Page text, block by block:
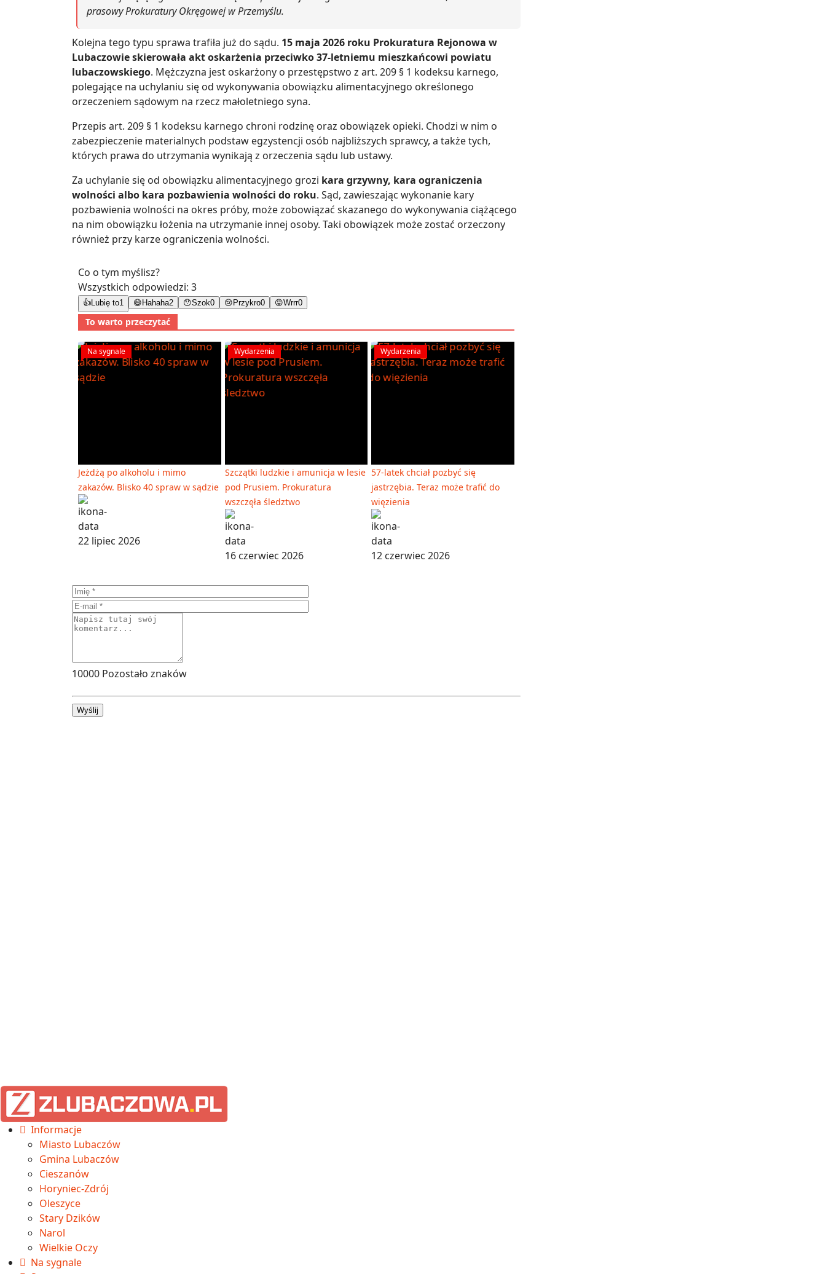
prasowy Prokuratury Okręgowej w Przemyślu.
Kolejna tego typu sprawa trafiła już do sądu. 15 maja 2026 roku Prokuratura Rejonowa w
Lubaczowie skierowała akt oskarżenia przeciwko 37-letniemu mieszkańcowi powiatu
lubaczowskiego. Mężczyzna jest oskarżony o przestępstwo z art. 209 § 1 kodeksu karnego,
polegające na uchylaniu się od wykonywania obowiązku alimentacyjnego określonego
orzeczeniem sądowym na rzecz małoletniego syna.
Przepis art. 209 § 1 kodeksu karnego chroni rodzinę oraz obowiązek opieki. Chodzi w nim o
zabezpieczenie materialnych podstaw egzystencji osób najbliższych sprawcy, a także tych,
których prawa do utrzymania wynikają z orzeczenia sądu lub ustawy.
Za uchylanie się od obowiązku alimentacyjnego grozi kara grzywny, kara ograniczenia
wolności albo kara pozbawienia wolności do roku. Sąd, zawieszając wykonanie kary
pozbawienia wolności na okres próby, może zobowiązać skazanego do wykonywania ciążącego
na nim obowiązku łożenia na utrzymanie innej osoby. Taki obowiązek może zostać orzeczony
również przy karze ograniczenia wolności.
Co o tym myślisz?
Wszystkich odpowiedzi: 3
👍 Lubię to1 😄 Hahaha2 😯Szok0 😢 Przykro0 😡Wrrr0
To warto przeczytać
Na sygnale
Jeżdżą po alkoholu i mimo
zakazów. Blisko 40 spraw w sądzie
22 lipiec 2026
Wydarzenia
Szczątki ludzkie i amunicja w lesie
pod Prusiem. Prokuratura
wszczęła śledztwo
16 czerwiec 2026
Wydarzenia
57-latek chciał pozbyć się
jastrzębia. Teraz może trafić do
więzienia
12 czerwiec 2026
10000 Pozostało znaków
Wyślij
Informacje
Miasto Lubaczów
Gmina Lubaczów
Cieszanów
Horyniec-Zdrój
Oleszyce
Stary Dzików
Narol
Wielkie Oczy
Na sygnale